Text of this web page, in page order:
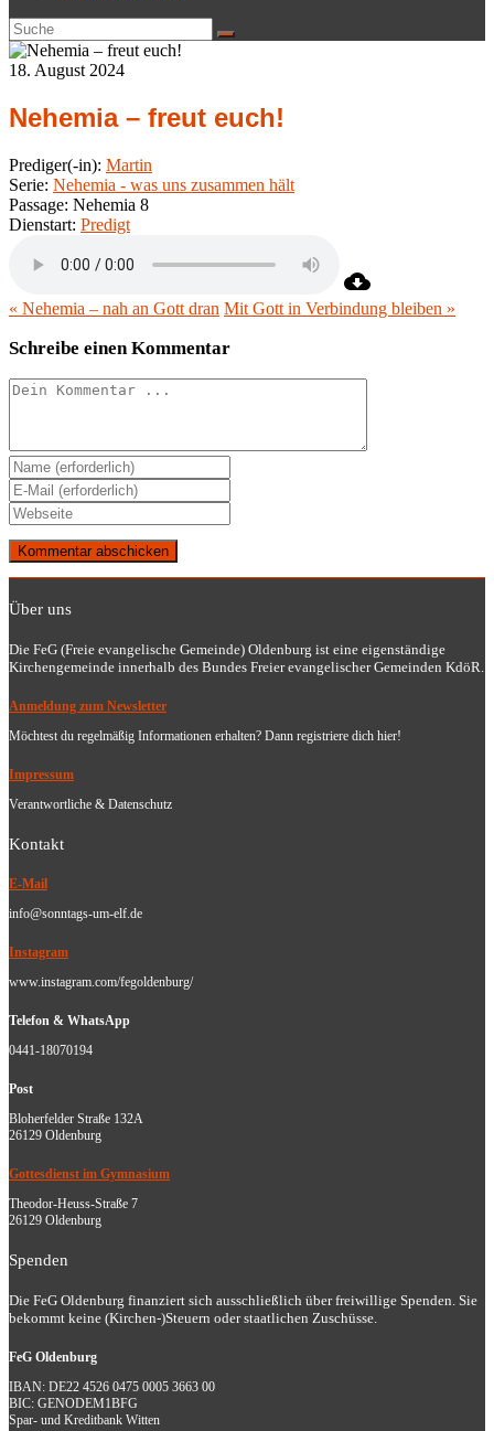
18. August 2024
Nehemia – freut euch!
Prediger(-in): Martin
Serie: Nehemia - was uns zusammen hält
Passage: Nehemia 8
Dienstart: Predigt
« Nehemia – nah an Gott dran Mit Gott in Verbindung bleiben »
Schreibe einen Kommentar
Kommentieren
Gib
deinen
Namen
oder
Benutzernamen
zum
Kommentieren
ein
Gib
deine
E-
Mail-
Adresse
Kommentieren
Gib
deine
Website-
(optional)
Über uns
Die FeG (Freie evangelische Gemeinde) Oldenburg ist eine eigenständige
Kirchengemeinde innerhalb des Bundes Freier evangelischer Gemeinden KdöR.
Anmeldung zum Newsletter
Möchtest du regelmäßig Informationen erhalten? Dann registriere dich hier!
Impressum
Verantwortliche & Datenschutz
Kontakt
E-Mail
info@sonntags-um-elf.de
Instagram
www.instagram.com/fegoldenburg/
Telefon & WhatsApp
0441-18070194
Post
Bloherfelder Straße 132A
26129 Oldenburg
Gottesdienst im Gymnasium
Theodor-Heuss-Straße 7
26129 Oldenburg
Spenden
Die FeG Oldenburg finanziert sich ausschließlich über freiwillige Spenden. Sie
bekommt keine (Kirchen-)Steuern oder staatlichen Zuschüsse.
FeG Oldenburg
IBAN: DE22 4526 0475 0005 3663 00
BIC: GENODEM1BFG
Spar- und Kreditbank Witten